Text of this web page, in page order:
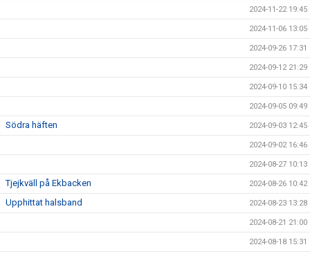
2024-11-22 19:45
2024-11-06 13:05
2024-09-26 17:31
2024-09-12 21:29
2024-09-10 15:34
2024-09-05 09:49
Södra häften 2024-09-03 12:45
2024-09-02 16:46
2024-08-27 10:13
Tjejkväll på Ekbacken 2024-08-26 10:42
Upphittat halsband 2024-08-23 13:28
2024-08-21 21:00
2024-08-18 15:31